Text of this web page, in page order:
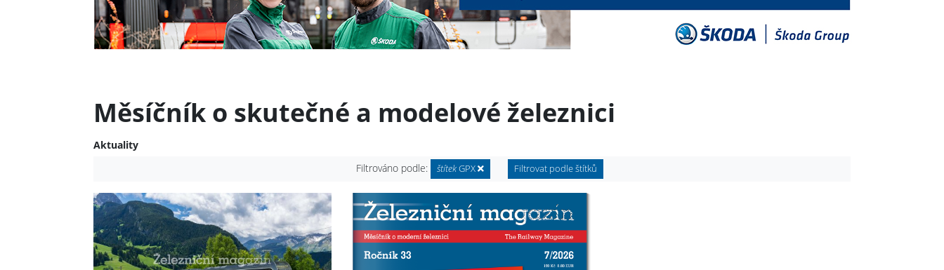
Měsíčník o skutečné a modelové železnici
Aktuality
Filtrováno podle:
štítekGPX Filtrovat podle štítků